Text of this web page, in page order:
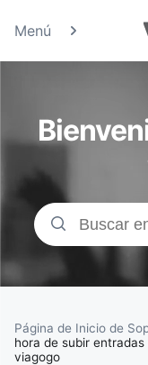
Menú
Página de Inicio de
hora de subir
viagogo